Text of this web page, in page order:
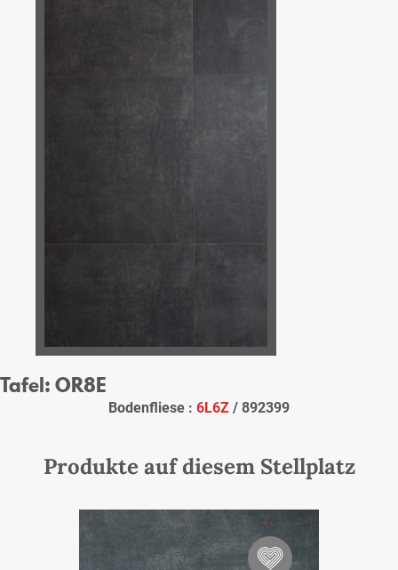
Tafel: OR8E
Bodenfliese : 6L6Z / 892399
Produkte auf diesem Stellplatz